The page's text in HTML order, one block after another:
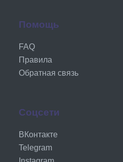
Помощь
FAQ
Правила
Обратная связь
Соцсети
ВКонтакте
Telegram